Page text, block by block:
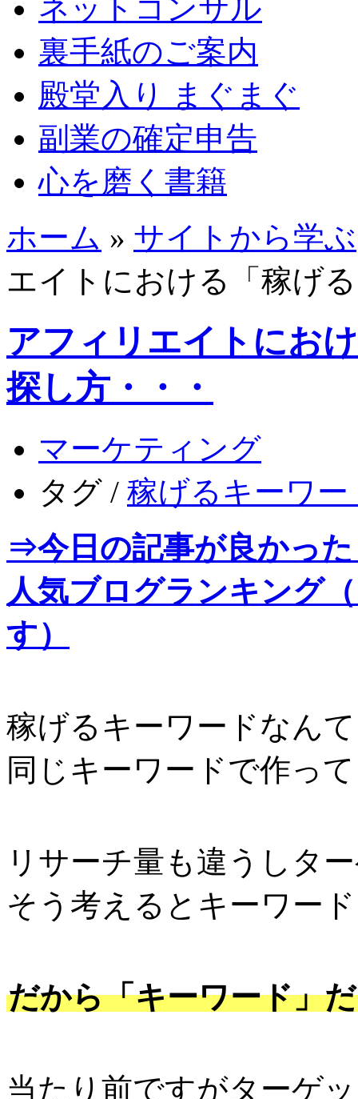
ネットコンサル
裏手紙のご案内
殿堂入り まぐまぐ
副業の確定申告
心を磨く書籍
ホーム » サイトから学ぶ
エイトにおける「稼げ
アフィリエイトにお
探し方・・・
マーケティング
タグ / 稼げるキーワー
⇒今日の記事が良かっ
人気ブログランキング
す）
稼げるキーワードなん
同じキーワードで作っ
リサーチ量も違うしタ
そう考えるとキーワー
だから「キーワード」
当たり前ですがターゲ